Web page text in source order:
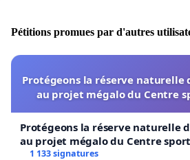
Pétitions promues par d'autres
Protégeons la réserve naturelle
au projet mégalo du Centre
Protégeons la réserve naturelle
au projet mégalo du Centre
1 133 signatures